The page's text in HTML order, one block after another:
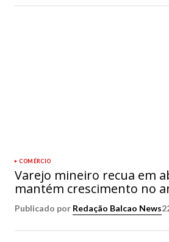
COMÉRCIO
Varejo mineiro recua em
mantém crescimento no
Publicado por Redação Balcao News